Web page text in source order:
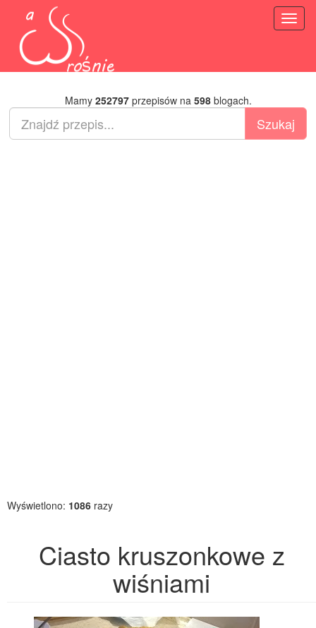
Mamy 252797przepisów na 598blogach.
Wyświetlono: 1086 razy
Ciasto kruszonkowe z
wiśniami